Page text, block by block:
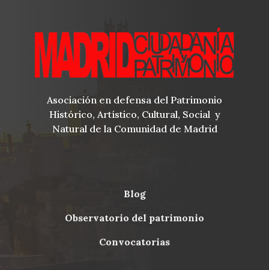
Asociación en defensa del Patrimonio
Histórico, Artístico, Cultural, Social y
Natural de la Comunidad de Madrid
Menu
blog
observatorio del patrimonio
convocatorias